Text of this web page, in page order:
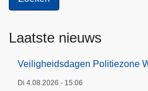
Laatste nieuws
Veiligheidsdagen Politiezone
Di 4.08.2026 - 15:06